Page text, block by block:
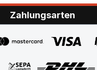
Zahlungsarten